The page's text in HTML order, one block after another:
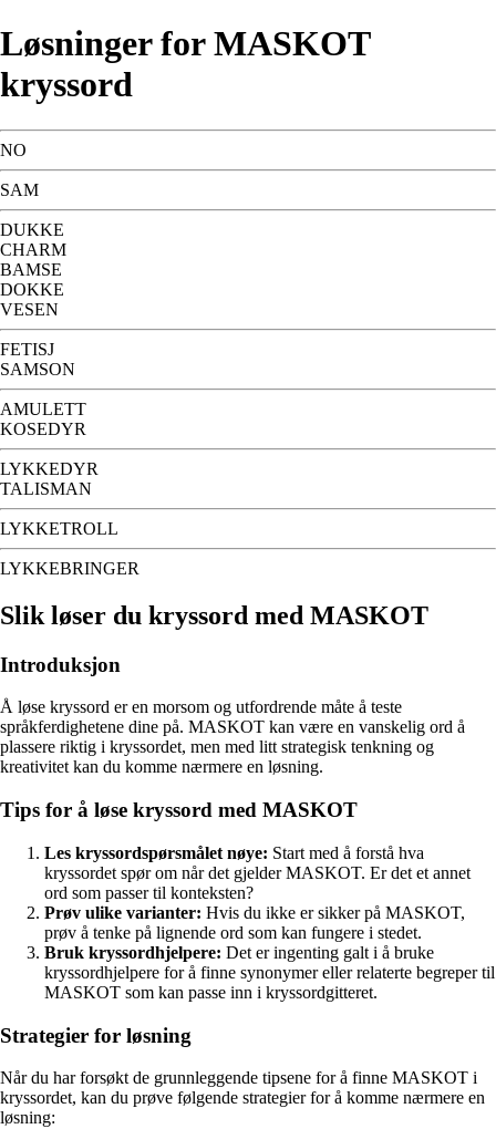
Løsninger for MASKOT
kryssord
NO
SAM
DUKKE
CHARM
BAMSE
DOKKE
VESEN
FETISJ
SAMSON
AMULETT
KOSEDYR
LYKKEDYR
TALISMAN
LYKKETROLL
LYKKEBRINGER
Slik løser du kryssord med MASKOT
Introduksjon
Å løse kryssord er en morsom og utfordrende måte å teste
språkferdighetene dine på. MASKOT kan være en vanskelig ord å
plassere riktig i kryssordet, men med litt strategisk tenkning og
kreativitet kan du komme nærmere en løsning.
Tips for å løse kryssord med MASKOT
Les kryssordspørsmålet nøye: Start med å forstå hva
kryssordet spør om når det gjelder MASKOT. Er det et annet
ord som passer til konteksten?
Prøv ulike varianter: Hvis du ikke er sikker på MASKOT,
prøv å tenke på lignende ord som kan fungere i stedet.
Bruk kryssordhjelpere: Det er ingenting galt i å bruke
kryssordhjelpere for å finne synonymer eller relaterte begreper til
MASKOT som kan passe inn i kryssordgitteret.
Strategier for løsning
Når du har forsøkt de grunnleggende tipsene for å finne MASKOT i
kryssordet, kan du prøve følgende strategier for å komme nærmere en
løsning: